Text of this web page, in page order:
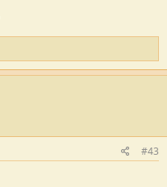
#43